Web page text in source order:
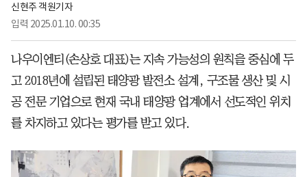
신현주 객원기자
입력 2025.01.10. 00:35
나우이엔티(손상호 대표)는 지속 가능성의 원칙을 중심에 두
고 2018년에 설립된 태양광 발전소 설계, 구조물 생산 및 시
공 전문 기업으로 현재 국내 태양광 업계에서 선도적인 위치
를 차지하고 있다는 평가를 받고 있다.